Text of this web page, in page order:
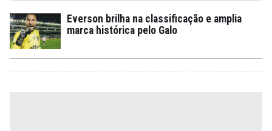
Everson brilha na classificação e amplia
marca histórica pelo Galo